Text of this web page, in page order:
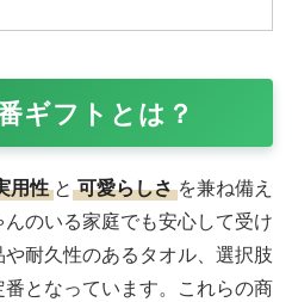
ギフトとは？
用性 と 可愛らしさ を兼ね備え
のいる家庭でも安心して受け
耐久性のあるタオル、選択肢
となっています。これらの商